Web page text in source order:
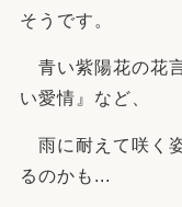
そうです。
青い紫陽花の花
い愛情』など、
雨に耐えて咲く
るのかも...